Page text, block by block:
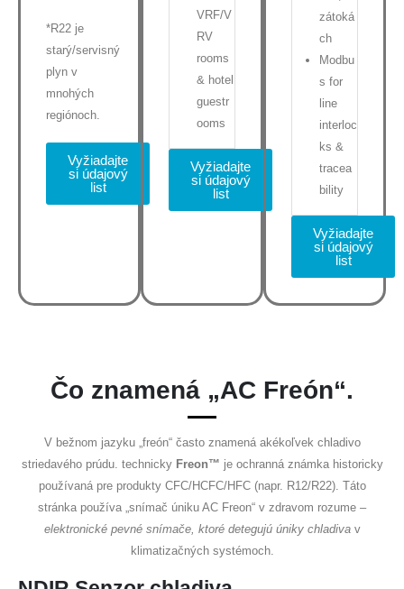
*R22 je
starý/servisný
plyn v
mnohých
regiónoch.
Vyžiadajte
si údajový
list
VRF/V
RV
rooms
& hotel
guestr
ooms
Vyžiadajte
si údajový
list
zátoká
ch
Modbu
s for
line
interloc
ks &
tracea
bility
Vyžiadajte
si údajový
list
Čo znamená „AC Freón“.
V bežnom jazyku „freón“ často znamená akékoľvek chladivo
striedavého prúdu. technicky Freon™ je ochranná známka historicky
používaná pre produkty CFC/HCFC/HFC (napr. R12/R22). Táto
stránka používa „snímač úniku AC Freon“ v zdravom rozume –
elektronické pevné snímače, ktoré detegujú úniky chladivav
klimatizačných systémoch.